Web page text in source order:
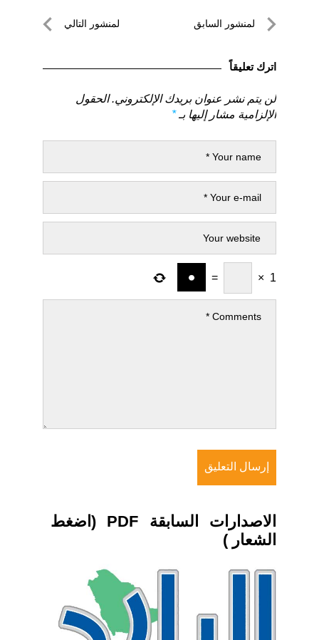
تصفّحلمنشور السابق
السابق
لمنشور التالي
اترك تعليقاً
لن يتم نشر عنوان بريدك الإلكتروني. الحقول
الإلزامية مشار إليها بـ*
1
×
=
الاصدارات السابقة PDF (اضغط
الشعار )